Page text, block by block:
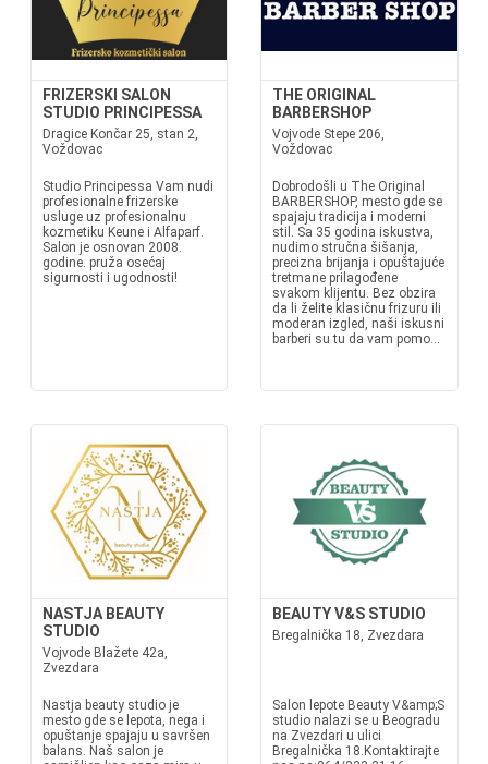
FRIZERSKI SALON
STUDIO PRINCIPESSA
Dragice Končar 25, stan 2,
Voždovac
Studio Principessa Vam nudi
profesionalne frizerske
usluge uz profesionalnu
kozmetiku Keune i Alfaparf.
Salon je osnovan 2008.
godine. pruža osećaj
sigurnosti i ugodnosti!
THE ORIGINAL
BARBERSHOP
Vojvode Stepe 206,
Voždovac
Dobrodošli u The Original
BARBERSHOP, mesto gde se
spajaju tradicija i moderni
stil. Sa 35 godina iskustva,
nudimo stručna šišanja,
precizna brijanja i opuštajuće
tretmane prilagođene
svakom klijentu. Bez obzira
da li želite klasičnu frizuru ili
moderan izgled, naši iskusni
barberi su tu da vam pomo...
NASTJA BEAUTY
STUDIO
Vojvode Blažete 42a,
Zvezdara
Nastja beauty studio je
mesto gde se lepota, nega i
opuštanje spajaju u savršen
balans. Naš salon je
BEAUTY V&S STUDIO
Bregalnička 18, Zvezdara
Salon lepote Beauty V&amp;S
studio nalazi se u Beogradu
na Zvezdari u ulici
Bregalnička 18.Kontaktirajte